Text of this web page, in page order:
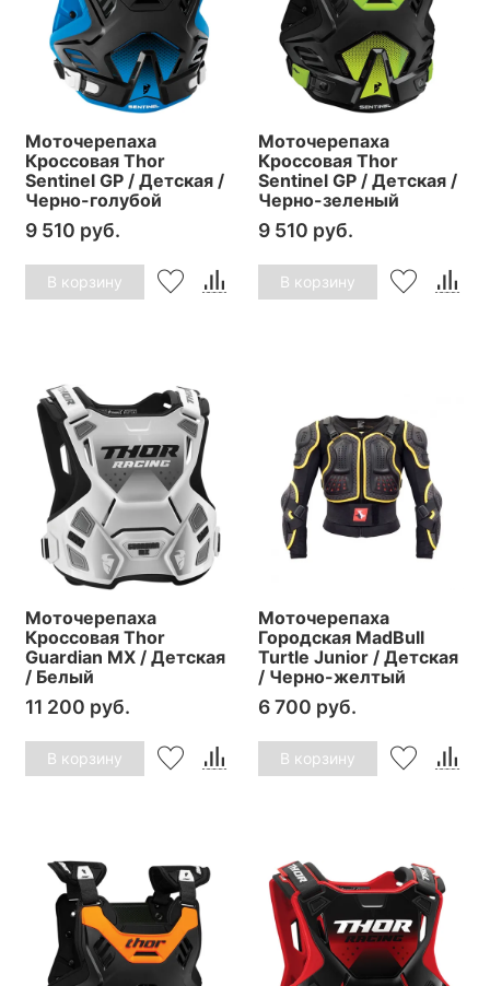
Моточерепаха
Кроссовая Thor
Sentinel GP / Детская /
Черно-голубой
9 510 руб.
В корзину
Моточерепаха
Кроссовая Thor
Sentinel GP / Детская /
Черно-зеленый
9 510 руб.
В корзину
Моточерепаха
Кроссовая Thor
Guardian MX / Детская
/ Белый
11 200 руб.
В корзину
Моточерепаха
Городская MadBull
Turtle Junior / Детская
/ Черно-желтый
6 700 руб.
В корзину